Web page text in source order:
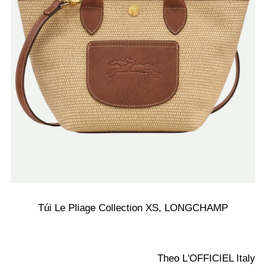
Túi Le Pliage Collection XS, LONGCHAMP
Theo L'OFFICIEL Italy